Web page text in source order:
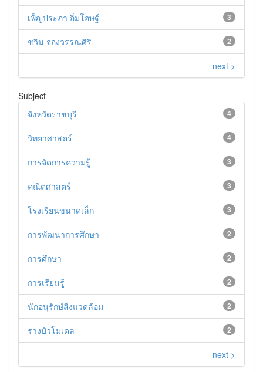
3
เพ็ญประภา อิ่มโอษฐ์
2
ชวิน จองวรรณศิริ
next >
Subject
4
จังหวัดราชบุรี
4
วิทยาศาสตร์
3
การจัดการความรู้
3
คณิตศาสตร์
3
โรงเรียนขนาดเล็ก
2
การพัฒนาการศึกษา
2
การศึกษา
2
การเรียนรู้
2
นักอนุรักษ์สิ่งแวดล้อม
2
รางบัวโมเดล
next >